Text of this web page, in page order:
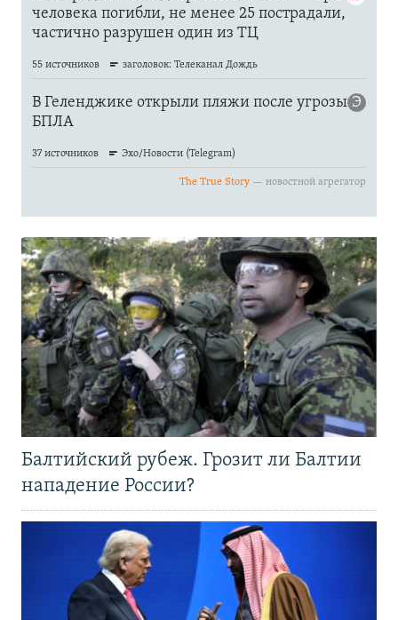
Балтийский рубеж. Грозит ли Балтии
нападение России?